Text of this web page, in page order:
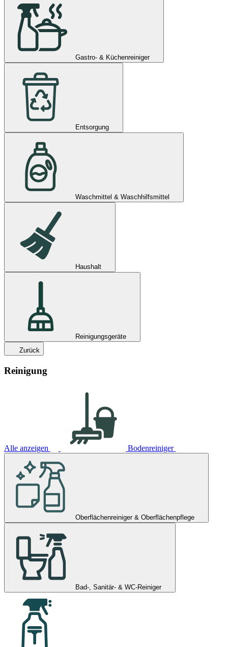
Gastro- & Küchenreiniger
Entsorgung
Waschmittel & Waschhilfsmittel
Haushalt
Reinigungsgeräte
Zurück
Reinigung
Alle anzeigen Bodenreiniger
Oberflächenreiniger & Oberflächenpflege
Bad-, Sanitär- & WC-Reiniger